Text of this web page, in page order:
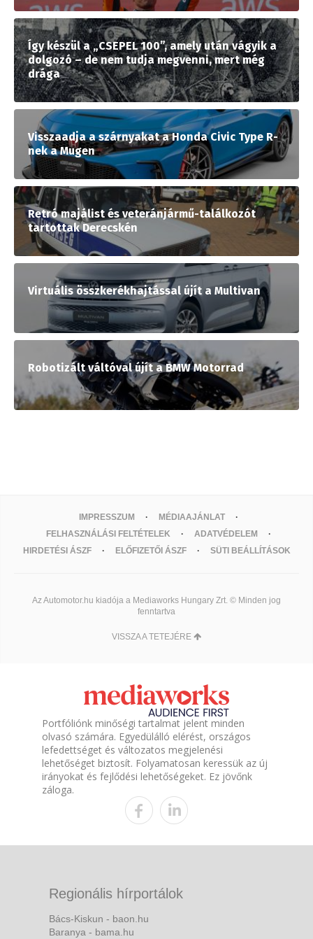
Így készül a „CSEPEL 100”, amely után vágyik a
dolgozó – de nem tudja megvenni, mert még
drága
Visszaadja a szárnyakat a Honda Civic Type R-
nek a Mugen
Retró majálist és veteránjármű-találkozót
tartottak Derecskén
Virtuális összkerékhajtással újít a Multivan
Robotizált váltóval újít a BMW Motorrad
IMPRESSZUM
MÉDIAAJÁNLAT
FELHASZNÁLÁSI FELTÉTELEK
ADATVÉDELEM
HIRDETÉSI ÁSZF
ELŐFIZETŐI ÁSZF SÜTI BEÁLLÍTÁSOK
Az Automotor.hu kiadója a Mediaworks Hungary Zrt. © Minden jog
fenntartva
VISSZA A TETEJÉRE
Portfóliónk minőségi tartalmat jelent minden
olvasó számára. Egyedülálló elérést, országos
lefedettséget és változatos megjelenési
lehetőséget biztosít. Folyamatosan keressük az új
irányokat és fejlődési lehetőségeket. Ez jövőnk
záloga.
Regionális hírportálok
Bács-Kiskun - baon.hu
Baranya - bama.hu